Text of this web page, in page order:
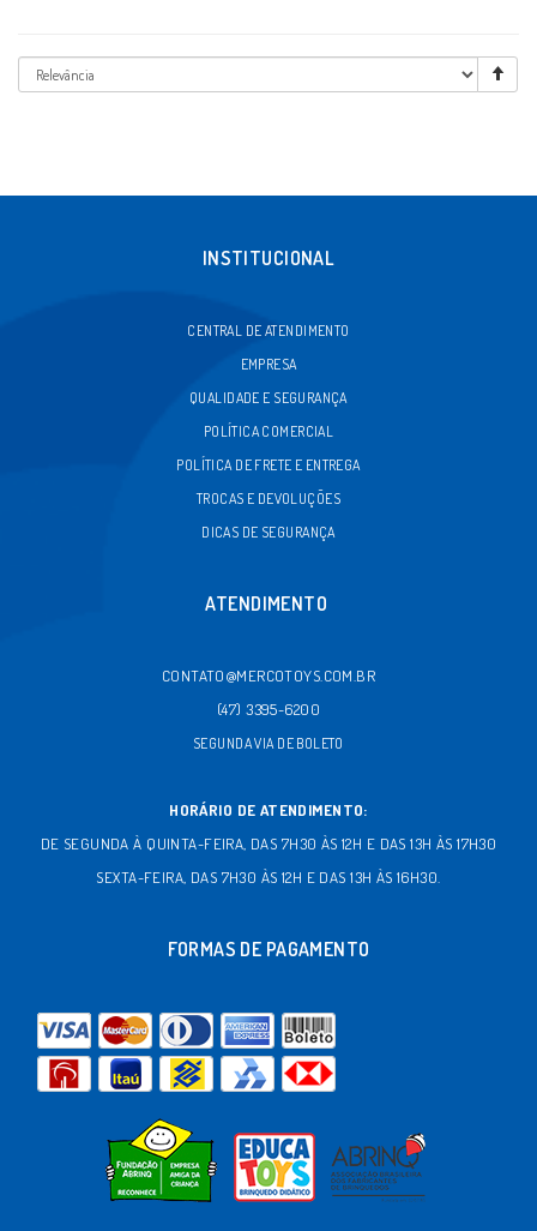
Ordenar
por
INSTITUCIONAL
CENTRAL DE ATENDIMENTO
EMPRESA
QUALIDADE E SEGURANÇA
POLÍTICA COMERCIAL
POLÍTICA DE FRETE E ENTREGA
TROCAS E DEVOLUÇÕES
DICAS DE SEGURANÇA
ATENDIMENTO
CONTATO@MERCOTOYS.COM.BR
(47) 3395-6200
SEGUNDA VIA DE BOLETO
HORÁRIO DE ATENDIMENTO:
DE SEGUNDA À QUINTA-FEIRA, DAS 7H30 ÀS 12H E DAS 13H ÀS 17H30
SEXTA-FEIRA, DAS 7H30 ÀS 12H E DAS 13H ÀS 16H30.
FORMAS DE PAGAMENTO